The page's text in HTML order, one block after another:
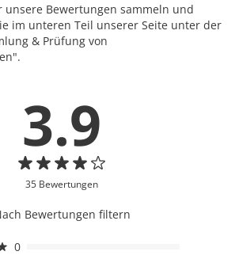
unsere Bewertungen sammeln und
im unteren Teil unserer Seite unter der
& Prüfung von
3.9
35 Bewertungen
Bewertungen filtern
0